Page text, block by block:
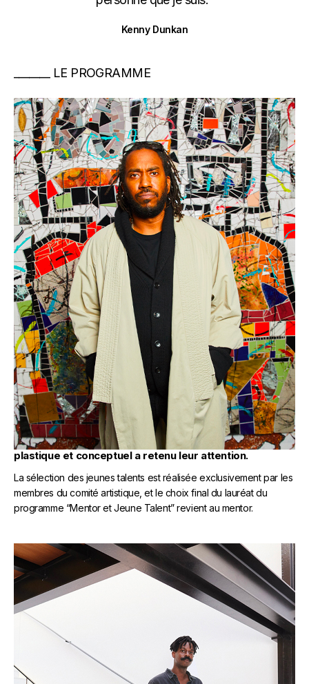
Kenny Dunkan
LE PROGRAMME
LE MENTOR
Les membres du comité artistique présentent au
mentor une sélection de jeunes artistes dont le travail
plastique et conceptuel a retenu leur attention.
La sélection des jeunes talents est réalisée exclusivement par les
membres du comité artistique, et le choix final du lauréat du
programme “Mentor et Jeune Talent” revient au mentor.